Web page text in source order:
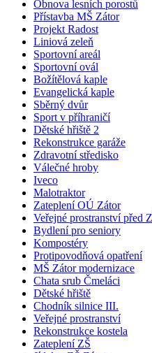
Obnova lesních porostů
Přístavba MŠ Zátor
Projekt Radost
Liniová zeleň
Sportovní areál
Sportovní ovál
Božítělová kaple
Evangelická kaple
Sběrný dvůr
Sport v příhraničí
Dětské hřiště 2
Rekonstrukce garáže
Zdravotní středisko
Válečné hroby
Iveco
Malotraktor
Zateplení OÚ Zátor
Veřejné prostranství před
Bydlení pro seniory
Kompostéry
Protipovodňová opatření
MŠ Zátor modernizace
Chata srub Čmeláci
Dětské hřiště
Chodník silnice III.
Veřejné prostranství
Rekonstrukce kostela
Zateplení ZŠ